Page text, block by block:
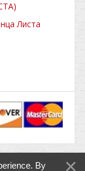
Листа
By